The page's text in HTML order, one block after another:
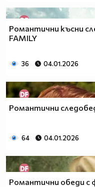
Романтични късни
FAMILY
36 04.01.2026
Романтични
64 04.01.2026
Романтични обеди с